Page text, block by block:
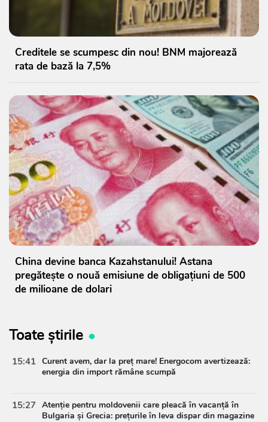
Creditele se scumpesc din nou! BNM majorează
rata de bază la 7,5%
China devine banca Kazahstanului! Astana
pregătește o nouă emisiune de obligațiuni de 500
de milioane de dolari
Toate știrile
15:41 Curent avem, dar la preț mare! Energocom avertizează:
energia din import rămâne scumpă
15:27 Atenție pentru moldovenii care pleacă în vacanță în
Bulgaria și Grecia: prețurile în leva dispar din magazine